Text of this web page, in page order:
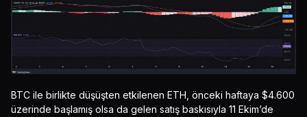
BTC ile birlikte düşüşten etkilenen ETH, önceki haftaya $4.600
üzerinde başlamış olsa da gelen satış baskısıyla 11 Ekim’de